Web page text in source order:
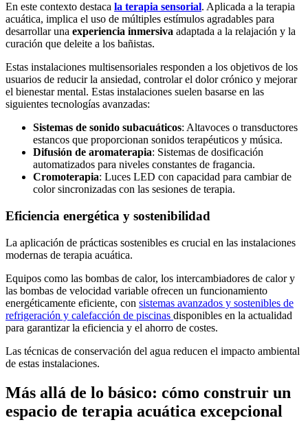
En este contexto destaca la terapia sensorial. Aplicada a la terapia
acuática, implica el uso de múltiples estímulos agradables para
desarrollar una experiencia inmersiva adaptada a la relajación y la
curación que deleite a los bañistas.
Estas instalaciones multisensoriales responden a los objetivos de los
usuarios de reducir la ansiedad, controlar el dolor crónico y mejorar
el bienestar mental. Estas instalaciones suelen basarse en las
siguientes tecnologías avanzadas:
Sistemas de sonido subacuáticos: Altavoces o transductores
estancos que proporcionan sonidos terapéuticos y música.
Difusión de aromaterapia: Sistemas de dosificación
automatizados para niveles constantes de fragancia.
Cromoterapia: Luces LED con capacidad para cambiar de
color sincronizadas con las sesiones de terapia.
Eficiencia energética y sostenibilidad
La aplicación de prácticas sostenibles es crucial en las instalaciones
modernas de terapia acuática.
Equipos como las bombas de calor, los intercambiadores de calor y
las bombas de velocidad variable ofrecen un funcionamiento
energéticamente eficiente, con sistemas avanzados y sostenibles de
refrigeración y calefacción de piscinas disponibles en la actualidad
para garantizar la eficiencia y el ahorro de costes.
Las técnicas de conservación del agua reducen el impacto ambiental
de estas instalaciones.
Más allá de lo básico: cómo construir un
espacio de terapia acuática excepcional